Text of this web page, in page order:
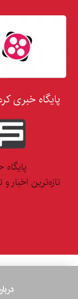
پایگاه خبری
تازه‌ترین